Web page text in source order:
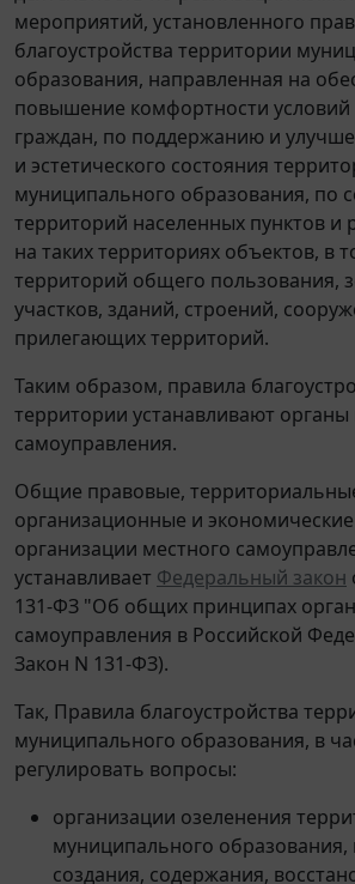
мероприятий, установленного
благоустройства территории
образования, направленная на
повышение комфортности
граждан, по поддержанию и
и эстетического состояния
муниципального образования, по
территорий населенных пунктов и
на таких территориях объектов, в
территорий общего пользования,
участков, зданий, строений,
прилегающих территорий.
Таким образом, правила
территории устанавливают органы
самоуправления.
Общие правовые,
организационные и
организации местного
устанавливает Федеральный закон
131-ФЗ "Об общих принципах
самоуправления в Российской
Закон N 131-ФЗ).
Так, Правила благоустройства
муниципального образования, в
регулировать вопросы:
организации озеленения
муниципального
создания, содержания,